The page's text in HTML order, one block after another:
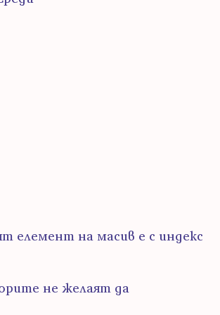
елемент на масив е с индекс
не желаят да